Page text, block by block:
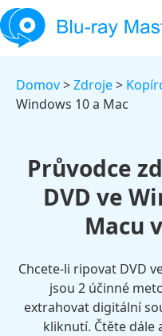
Domov>Zdroje>
Windows 10 a Mac
Průvodce
DVD ve
Macu
Chcete-li ripovat DVD
jsou 2 účinné
extrahovat digitální
kliknutí. Čtěte dále